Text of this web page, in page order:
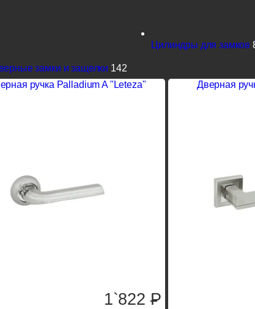
замки и защелки 142
Цилиндры для замков
ручка Palladium A "Leteza"
1`822 P
Дверная